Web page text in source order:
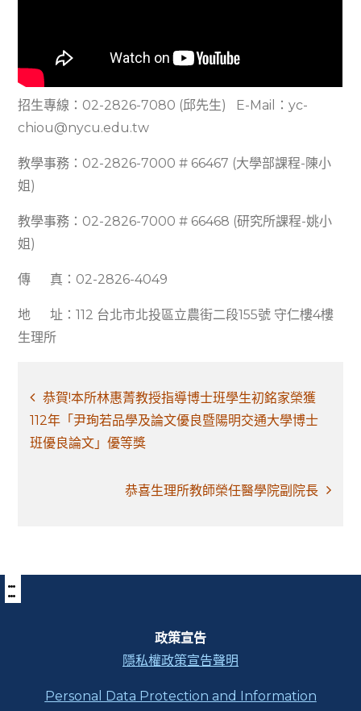
招生專線：02-2826-7080 (邱先生) E-Mail：yc-
chiou@nycu.edu.tw
教學事務：02-2826-7000 # 66467 (大學部課程-陳小
姐)
教學事務：02-2826-7000 # 66468 (研究所課程-姚小
姐)
傳 真：02-2826-4049
地 址：112 台北市北投區立農街二段155號 守仁樓4樓
生理所
文
章
導
恭賀!本所林惠菁教授指導博士班學生初銘家榮獲
112年「尹珣若品學及論文優良暨陽明交通大學博士
班優良論文」優等獎
恭喜生理所教師榮任醫學院副院長
:::下
方
政策宣告
隱私權政策宣告聲明
Personal Data Protection and Information